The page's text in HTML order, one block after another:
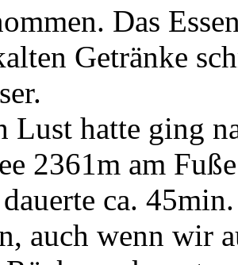
Das
Getränke
Lust hatte ging
2361m am
ca.
auch wenn wir